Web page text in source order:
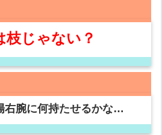
枝じゃない？
右腕に何持たせるかな…